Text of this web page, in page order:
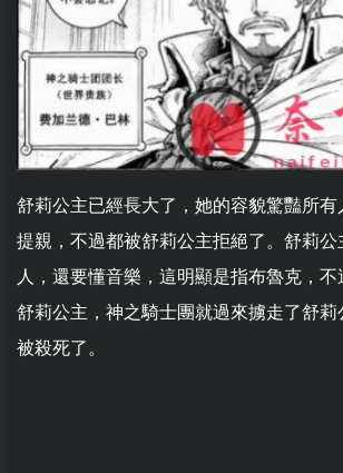
舒莉公主已經長大了，她的容貌驚豔所
提親，不過都被舒莉公主拒絕了。舒莉公
人，還要懂音樂，這明顯是指布魯克，
舒莉公主，神之騎士團就過來擄走了舒
被殺死了。